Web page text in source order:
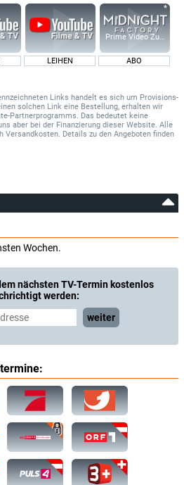
LEIHEN
Prime Video Zusatz-
ABO
Links handelt es sich um Provisions-
solchen Link eine Bestellung, erhalten wir
Partnerprogramms. Das bedeutet keine
aber bei der Finanzierung dieser Website. Alle
Versandkosten. Details zu den Angeboten finden
Wochen.
nächsten TV-Termin kostenlos
werden:
weiter